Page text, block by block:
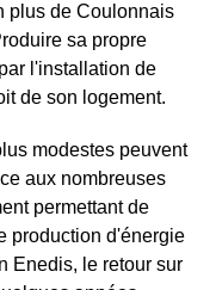
plus de Coulonnais
sa propre
l'installation de
de son logement.
modestes peuvent
aux nombreuses
permettant de
production d'énergie
Enedis, le retour sur